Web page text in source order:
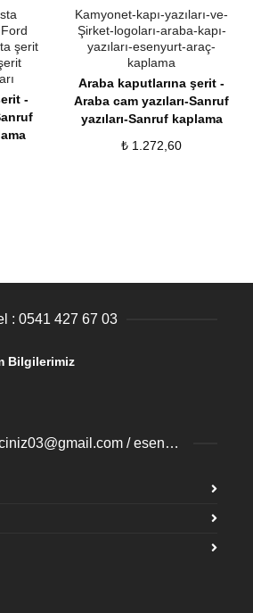
şerit
-
Kamyonet-kapı-yazıları-ve-
Şirket-logoları-araba-kapı-
yazıları-esenyurt-araç-
kaplama
Araba kaputlarına şerit -
Araba cam yazıları-Sanruf
yazıları-Sanruf kaplama
₺ 1.272,60
: 0541 427 67 03
email: baskiciniz03@gmail.com / esenyurtbaski@gmail.com